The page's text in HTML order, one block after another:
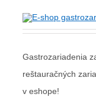
Gastrozariadenia
reštauračných
v eshope!